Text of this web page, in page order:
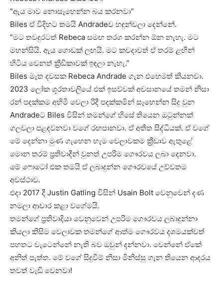
“ඇය මාව නොසෑහෙන්න බය කරනවා”
Biles ඒ විදිහට තමයි Andradeව හඳුන්වලා දෙන්නේ.
“මට තවදුරටත් Rebeca සමඟ තරග කරන්න ඕන නැහැ. මට
මහන්සියි. ඇය ගොඩක් ලඟයි. මට කවදාවත් ඒ තරම් ළඟින්
හිටිය වෙනත් ක්‍රීඩිකාවක් ඉඳලා නැහැ.”
Biles මෑත දවසක Rebeca Andrade ගැන එහෙමත් කියනවා.
2023 ලෝක ශූරතාවලියේ එක් ඉසව්වක් අවසානයේ තමන් නිසා
රන් පදක්කම අහිමි වෙලා රිදී පදක්කමින් සෑහෙන්න සිදු වුන
Andradeට Biles විසින් තමන්ගේ හිසේ තියෙන ඔටුන්නක්
ගලවලා පළඳවනවා වගේ රඟපානවා. ඒ අතීත සිද්ධියක්. ඒ වගේ
මේ දෙන්නා මුණ ගැහෙන හැම වෙලාවකම ක්‍රීඩාව ඇතුළේ
මොන තරම් ප්‍රතිවාදීන් වුනත් උපරිම ගෞරවය ලබා දෙනවා.
මේ ෆොටෝ එක තමයි ඒ ලබාදුන්න ගෞරවයේ උච්චතම
අවස්ථාව.
එදා 2017 දී Justin Gatling විසින් Usain Bolt වෙනුවෙන් දණ
නමලා ආචාර කළා වගේමයි.
තමන්ගේ ප්‍රතිවාදියා වෙනුවෙන් උපරිම ගෞරවය ලබාදුන්නා
කියලා කිසිම වෙලාවක තමන්ගේ ආත්ම ගෞරවය දශමයක්වත්
පහතට වැටෙන්නේ නැති බව ඔවුන් දන්නවා. වෙන්නේ ඒකේ
අනිත් පැත්ත. මේ වගේ සිදුවීම් නිසා මිනිස්සු ගැන තියෙන ආදරය
තවත් වැඩි වෙනවා!